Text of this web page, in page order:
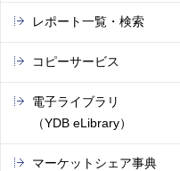
レポート一覧・検索
コピーサービス
電子ライブラリ
（YDB eLibrary）
マーケットシェア事典